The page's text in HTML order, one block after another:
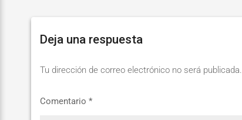
Deja una respuesta
Tu dirección de correo electrónico no será publicada.
Comentario *